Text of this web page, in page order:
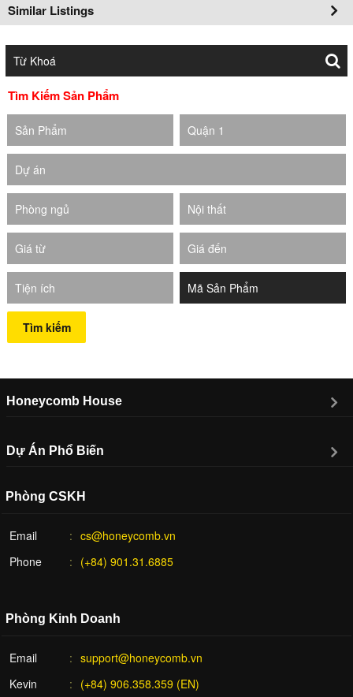
Similar Listings
Tìm Kiếm Sản Phẩm
Sản Phẩm Quận 1
Dự án
Phòng ngủ Nội thất
Giá từ Giá đến
Tiện ích
Tìm kiếm
Honeycomb House
Dự Án Phổ Biến
Phòng CSKH
Email
cs@honeycomb.vn
Phone
(+84) 901.31.6885
Phòng Kinh Doanh
Email
support@honeycomb.vn
Kevin
(+84) 906.358.359 (EN)